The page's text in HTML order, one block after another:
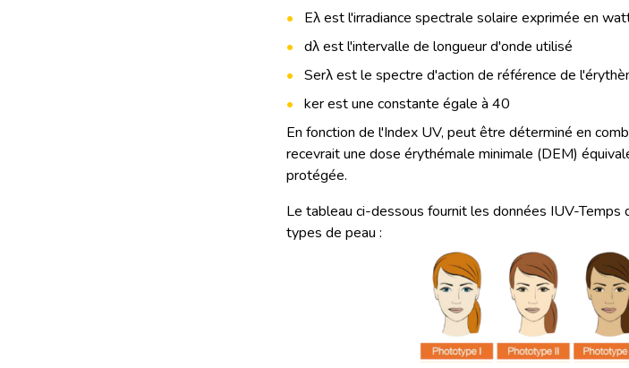
Eλ est l'irradiance spectrale solaire exprimée en
dλ est l'intervalle de longueur d'onde utilisé
Serλ est le spectre d'action de référence de
ker est une constante égale à 40
En fonction de l'Index UV, peut être déterminé en
recevrait une dose érythémale minimale (DEM)
protégée.
Le tableau ci-dessous fournit les données IUV-
types de peau :